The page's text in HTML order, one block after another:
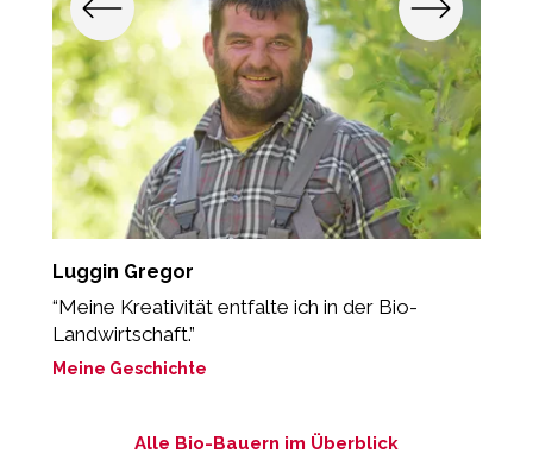
Luggin Gregor
“Meine Kreativität entfalte ich in der Bio-
Landwirtschaft.”
Meine Geschichte
Alle Bio-Bauern im Überblick